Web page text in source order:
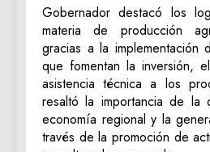
Gobernador destacó los
materia de producción
gracias a la implementación
que fomentan la inversión,
asistencia técnica a los
resaltó la importancia de la
economía regional y la
través de la promoción de